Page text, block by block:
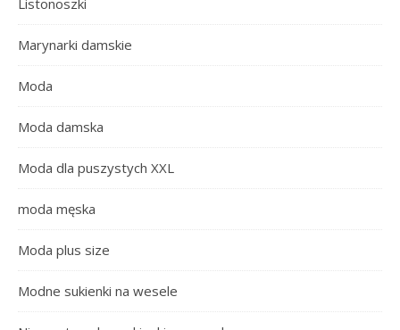
Marynarki damskie
Moda
Moda damska
Moda dla puszystych XXL
moda męska
Moda plus size
Modne sukienki na wesele